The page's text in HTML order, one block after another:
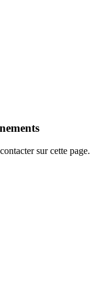
sur cette page.